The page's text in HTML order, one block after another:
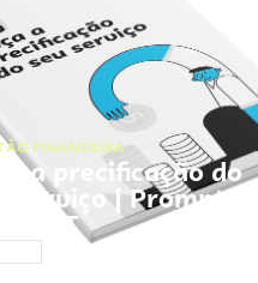
FINANCEIRA
a precificação do
serviço | Prompts